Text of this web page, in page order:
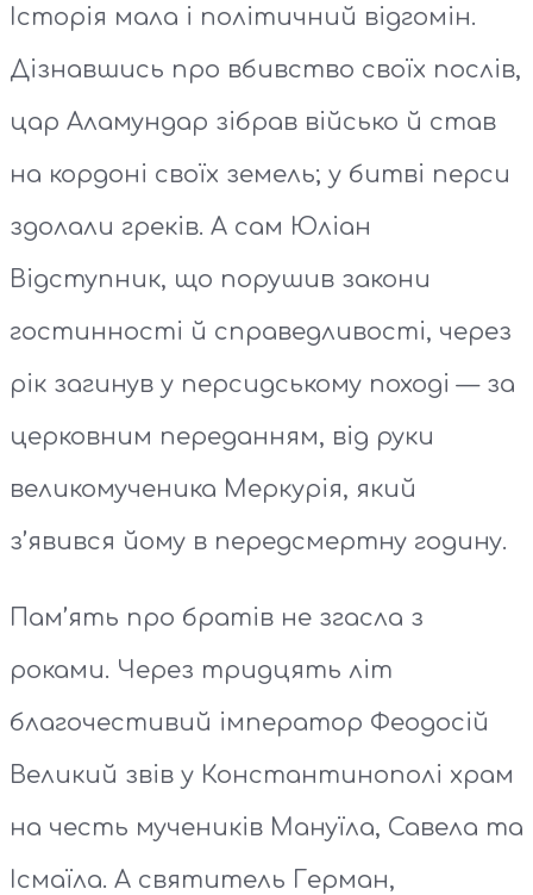
Історія мала і політичний відгомін.
Дізнавшись про вбивство своїх послів,
цар Аламундар зібрав військо й став
на кордоні своїх земель; у битві перси
здолали греків. А сам Юліан
Відступник, що порушив закони
гостинності й справедливості, через
рік загинув у персидському поході — за
церковним переданням, від руки
великомученика Меркурія, який
з’явився йому в передсмертну годину.
Пам’ять про братів не згасла з
роками. Через тридцять літ
благочестивий імператор Феодосій
Великий звів у Константинополі храм
на честь мучеників Мануїла, Савела та
Ісмаїла. А святитель Герман,